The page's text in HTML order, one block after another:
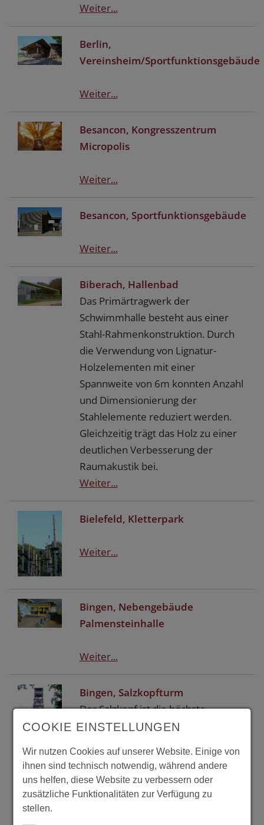
Weiter...
Berlin,
Vereinsheim/Sportfunktionsgebäude
Weiter...
Besancon, Kongresszentrum
Micropolis
Weiter...
Besancon, Sportfunktionsgebäude
Weiter...
Biberach, Hallenbad
Das Primärtragwerk der
Schwimmhalle besteht aus einer
Stahl-Rahmenkonstruktion. Durch
die Verwendung von Lignatur-
Holzelementen mit einer
Spannweite von 6m konnten Anzahl
und Dimensionierung der
Stahlelemente reduziert werden.
Gleichzeitig trägt das Holz zu einer
deutlichen Verbesserung der
Raumakustik bei.
Weiter...
Bielefeld, Kletterpark
Weiter...
Bingen, Nebengebäude
Palmensteinhalle
Weiter...
Bingen, Salzkopfturm
Der Salzkopf ist die höchste
Erhebung im Binger Wald (628m).
für militärische Zwecke, durch das
Mainzer Pionierbataillon der erste
hölzerne Aussichtsturm gebaut.
COOKIE EINSTELLUNGEN
Wir nutzen Cookies auf unserer Website. Einige von
ihnen sind technisch notwendig, während andere
uns helfen, diese Website zu verbessern oder
zusätzliche Funktionalitäten zur Verfügung zu
stellen.